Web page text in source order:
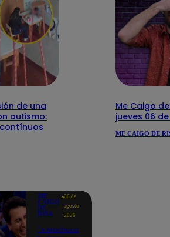
de una
autismo:
Me Caigo de
jueves 06
ME CAIGO DE
ME
CAIGO
DE
RISA
06 de
agosto
2026
"A Machuca